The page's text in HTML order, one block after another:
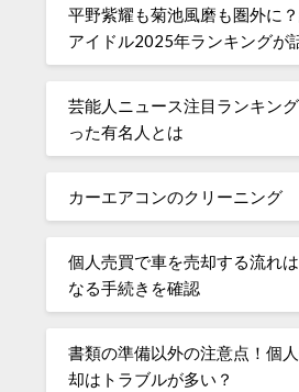
平野紫耀も菊池風磨も圏外に
アイドル2025年ランキングが
芸能人ニュース注目ランキン
った有名人とは
カーエアコンのクリーニング
個人売買で車を売却する流れ
なる手続きを確認
書類の準備以外の注意点！個
却はトラブルが多い？